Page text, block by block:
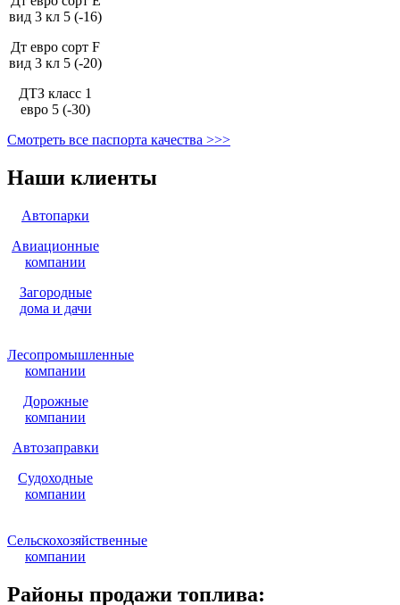
вид 3 кл 5 (-16)
Дт евро сорт F
вид 3 кл 5 (-20)
ДТЗ класс 1
евро 5 (-30)
Смотреть все паспорта качества >>>
Наши клиенты
Автопарки
Авиационные
компании
Загородные
дома и дачи
Лесопромышленные
компании
Дорожные
компании
Автозаправки
Судоходные
компании
Сельскохозяйственные
компании
Районы продажи топлива: